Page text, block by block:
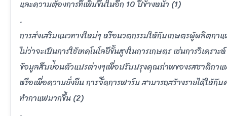
และความต้องการที่เพิ่มขึ้นในอีก 10 ปีข้างหน้า (1)
.
การส่งเสริมแนวทางใหม่ๆ หรือนวตกรรมให้กับเกษตรผู้ผลิตกา
ไม่ว่าจะเป็นการใช้เทคโนโลยีขั้นสูงในการเกษตร เช่นการวิเคราะห์
ข้อมูลสืบย่้อนตัวแปรต่างๆเพื่อปรับปรุงคุณภ่าพของรสชาติกา
หรือเพื่อความยั่งยืน การจัีดการฟาร์ม สามารถสร้างรายได้ให้กั
ทำกาแฟมากขึ้น (2)